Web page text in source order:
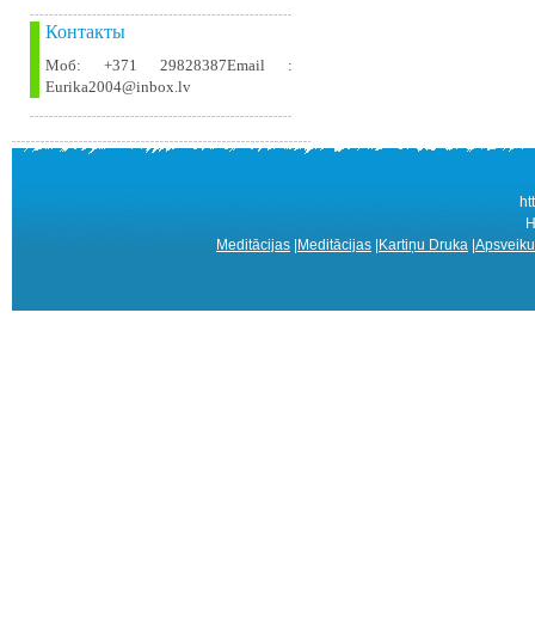
Контакты
Моб: +371 29828387Email :
Eurika2004@inbox.lv
Meditācijas Meditācijas Kartiņu Druka